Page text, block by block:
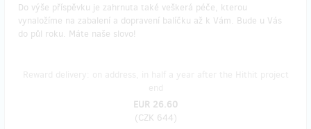
Do výše příspěvku je zahrnuta také veškerá péče, kterou
vynaložíme na zabalení a dopravení balíčku až k Vám. Bude u Vás
do půl roku. Máte naše slovo!
EUR 26.60
(CZK 644)